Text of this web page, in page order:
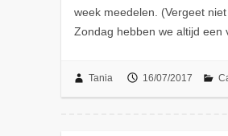
week meedelen. (Vergeet
Zondag hebben we altijd een
Tania 16/07/2017